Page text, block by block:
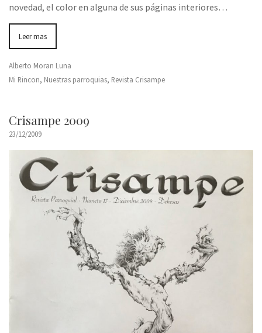
novedad, el color en alguna de sus páginas interiores…
Leer mas
Alberto Moran Luna
Mi Rincon, Nuestras parroquias, Revista Crisampe
Crisampe 2009
23/12/2009